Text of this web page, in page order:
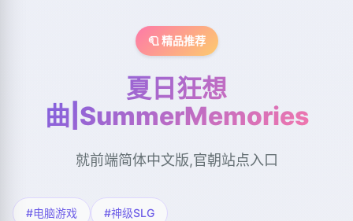
🧻 精品推荐
夏日狂想
曲|SummerMemories
就前端简体中文版,官朝站点入口
#电脑游戏 #神级SLG